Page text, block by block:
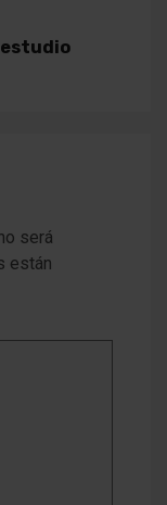
estudio
será
están